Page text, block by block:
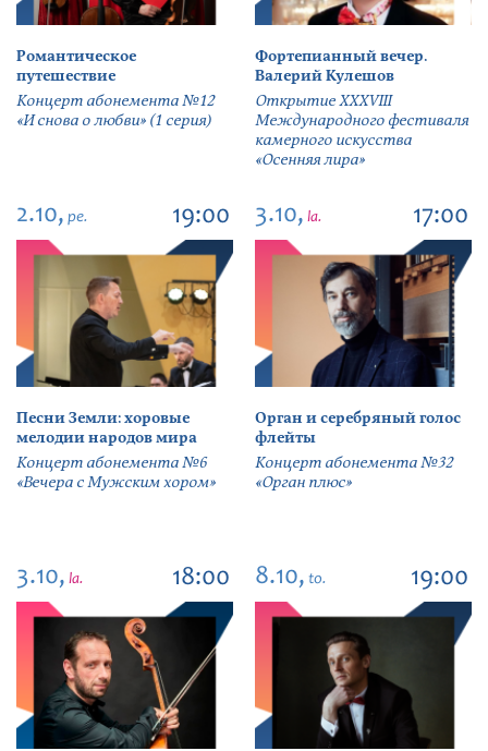
Романтическое
путешествие
Концерт абонемента №12
«И снова о любви» (1 серия)
Фортепианный вечер.
Валерий Кулешов
Открытие ХХХVIII
Международного фестиваля
камерного искусства
«Осенняя лира»
2.10, pe. 19:00
Песни Земли: хоровые
мелодии народов мира
Концерт абонемента №6
«Вечера с Мужским хором»
3.10, la. 17:00
Орган и серебряный голос
флейты
Концерт абонемента №32
«Орган плюс»
3.10, la. 18:00 8.10, to. 19:00